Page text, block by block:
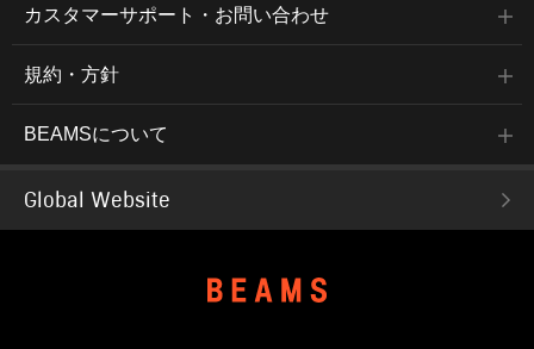
カスタマーサポート・お問い合わせ
規約・方針
BEAMSについて
Global Website